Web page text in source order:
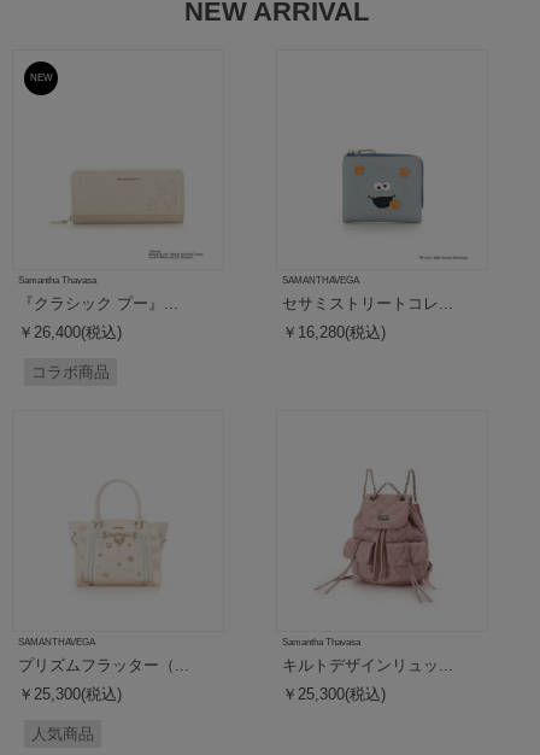
NEW ARRIVAL
予約
NEW
Samantha Thavasa
『クラシック プー』...
￥26,400(税込)
コラボ商品
SAMANTHAVEGA
セサミストリートコレ...
￥16,280(税込)
SAMANTHAVEGA
プリズムフラッター（...
￥25,300(税込)
人気商品
Samantha Thavasa
キルトデザインリュッ...
￥25,300(税込)